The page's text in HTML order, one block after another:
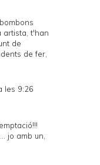
artista, t'han
de
de fer,
les 9:26
jo amb un,